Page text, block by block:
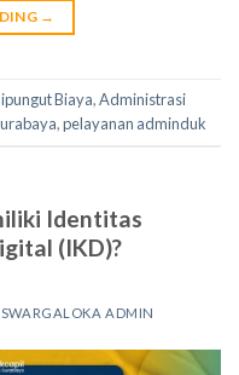
→
Biaya,Administrasi
,pelayanan adminduk
Identitas
(IKD)?
SWARGALOKA ADMIN